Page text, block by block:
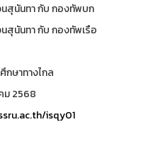
นสุนันทา กับ กองทัพบก
สุนันทา กับ กองทัพเรือ
ษาทางไกล
ม 2568
isqy01